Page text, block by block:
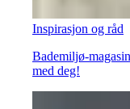
Inspirasjon og råd
Bademiljø-
med deg!